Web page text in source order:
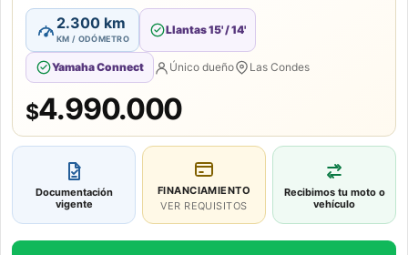
2.300 km
KM / ODÓMETRO
Llantas 15' / 14'
Yamaha Connect Único dueño Las Condes
$4.990.000
Documentación
vigente
FINANCIAMIENTO
VER REQUISITOS
Recibimos tu moto o
vehículo